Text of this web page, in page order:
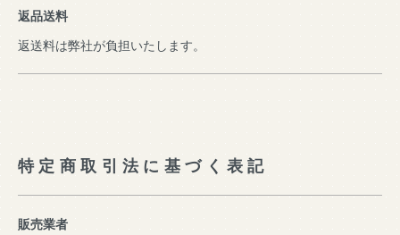
返品送料
返送料は弊社が負担いたします。
特定商取引法に基づく表記
販売業者